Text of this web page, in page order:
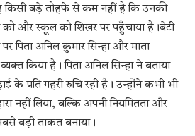
किसी बड़े तोहफे से कम नहीं है कि उनकी
और स्कूल को शिखर पर पहुँचाया है।​बेटी
पिता अनिल कुमार सिन्हा और माता
व्यक्त किया है। पिता अनिल सिन्हा ने बताया
के प्रति गहरी रुचि रही है। उन्होंने कभी भी
नहीं लिया, बल्कि अपनी नियमितता और
बड़ी ताकत बनाया।